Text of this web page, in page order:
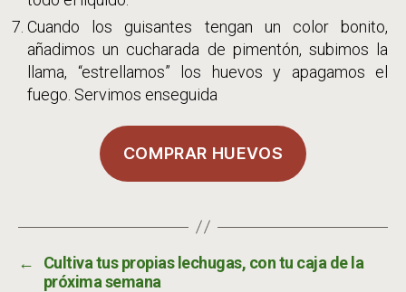
Cuando los guisantes tengan un color bonito,
añadimos un cucharada de pimentón, subimos la
llama, “estrellamos” los huevos y apagamos el
fuego. Servimos enseguida
COMPRAR HUEVOS
←
Cultiva tus propias lechugas, con tu caja de la
próxima semana